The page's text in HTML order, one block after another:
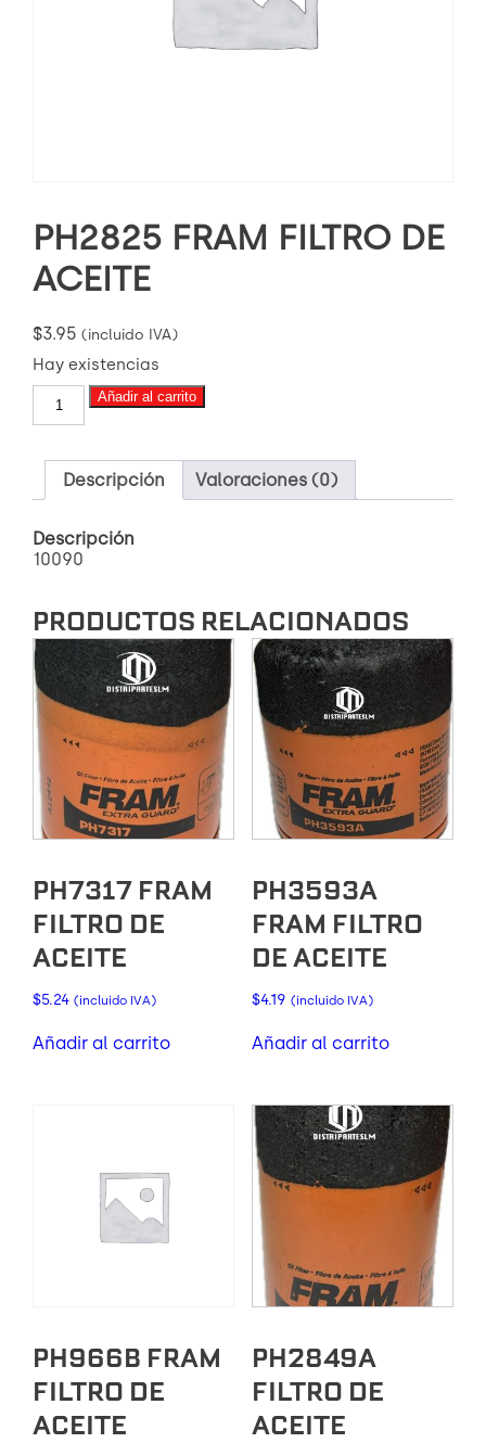
PH2825 FRAM FILTRO DE
ACEITE
$3.95 (incluido IVA)
Hay existencias
PH2825
FRAM
DE
ACEITE
cantidad
Añadir al carrito
Descripción Valoraciones (0)
Descripción
10090
PRODUCTOS RELACIONADOS
PH7317 FRAM
FILTRO DE
ACEITE
$5.24 (incluido IVA)
Añadir al carrito
PH3593A
FRAM FILTRO
DE ACEITE
$4.19 (incluido IVA)
Añadir al carrito
PH966B FRAM
FILTRO DE
ACEITE
PH2849A
FILTRO DE
ACEITE